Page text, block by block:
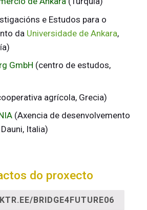
e Estudos para o
da Universidade de Ankara,
GmbH (centro de estudos,
agrícola, Grecia)
(Axencia de desenvolvemento
Italia)
do proxecto
BRIDGE4FUTURE06